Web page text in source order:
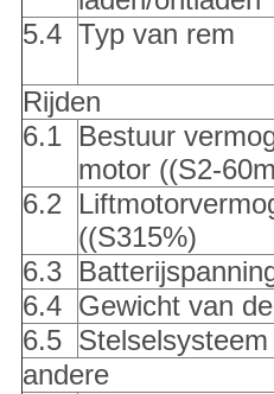
5.4 Typ van rem
Rijden
6.1 Bestuur
motor ((S2-
6.2
((S315%)
6.3
6.4 Gewicht van
6.5 Stelselsysteem
andere